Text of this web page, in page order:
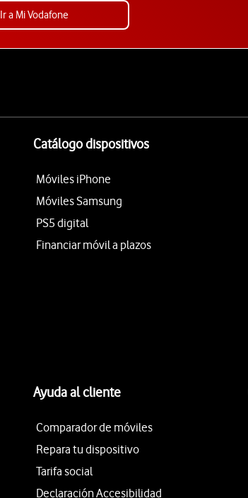
Ir a Mi Vodafone
Catálogo dispositivos
Móviles iPhone
Móviles Samsung
PS5 digital
Financiar móvil a plazos
Ayuda al cliente
Comparador de móviles
Repara tu dispositivo
Tarifa social
Declaración Accesibilidad